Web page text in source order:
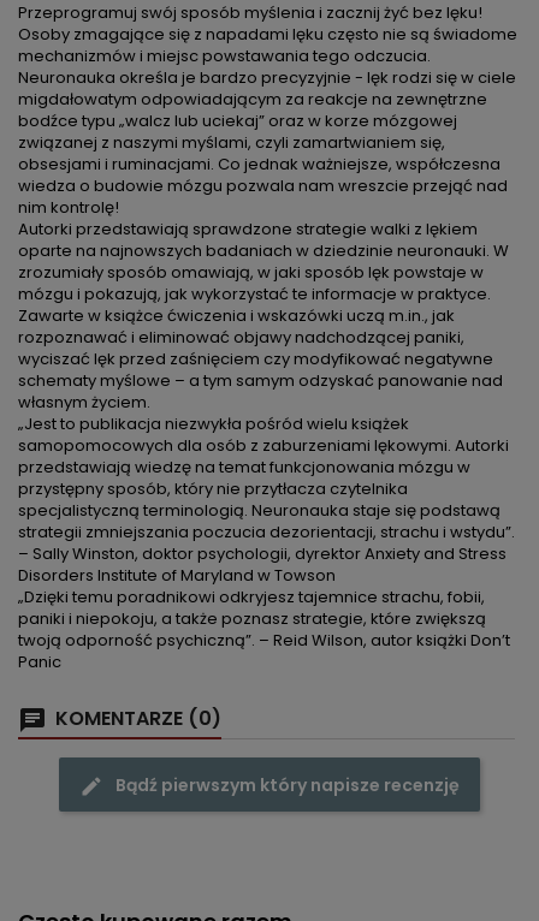
Przeprogramuj swój sposób myślenia i zacznij żyć bez lęku!
Osoby zmagające się z napadami lęku często nie są świadome
mechanizmów i miejsc powstawania tego odczucia.
Neuronauka określa je bardzo precyzyjnie - lęk rodzi się w ciele
migdałowatym odpowiadającym za reakcje na zewnętrzne
bodźce typu „walcz lub uciekaj” oraz w korze mózgowej
związanej z naszymi myślami, czyli zamartwianiem się,
obsesjami i ruminacjami. Co jednak ważniejsze, współczesna
wiedza o budowie mózgu pozwala nam wreszcie przejąć nad
nim kontrolę!
Autorki przedstawiają sprawdzone strategie walki z lękiem
oparte na najnowszych badaniach w dziedzinie neuronauki. W
zrozumiały sposób omawiają, w jaki sposób lęk powstaje w
mózgu i pokazują, jak wykorzystać te informacje w praktyce.
Zawarte w książce ćwiczenia i wskazówki uczą m.in., jak
rozpoznawać i eliminować objawy nadchodzącej paniki,
wyciszać lęk przed zaśnięciem czy modyfikować negatywne
schematy myślowe – a tym samym odzyskać panowanie nad
własnym życiem.
„Jest to publikacja niezwykła pośród wielu książek
samopomocowych dla osób z zaburzeniami lękowymi. Autorki
przedstawiają wiedzę na temat funkcjonowania mózgu w
przystępny sposób, który nie przytłacza czytelnika
specjalistyczną terminologią. Neuronauka staje się podstawą
strategii zmniejszania poczucia dezorientacji, strachu i wstydu”.
– Sally Winston, doktor psychologii, dyrektor Anxiety and Stress
Disorders Institute of Maryland w Towson
„Dzięki temu poradnikowi odkryjesz tajemnice strachu, fobii,
paniki i niepokoju, a także poznasz strategie, które zwiększą
twoją odporność psychiczną”. – Reid Wilson, autor książki Don’t
Panic
KOMENTARZE (0)
Bądź pierwszym który napisze recenzję